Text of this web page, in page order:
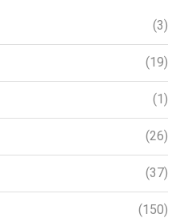
(3)
(19)
(1)
(26)
(37)
(150)